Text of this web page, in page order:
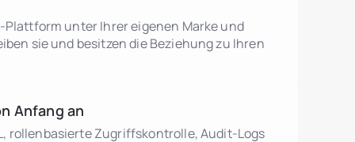
Plattform unter Ihrer eigenen Marke und
sie und besitzen die Beziehung zu Ihren
Anfang an
rollenbasierte Zugriffskontrolle, Audit-Logs